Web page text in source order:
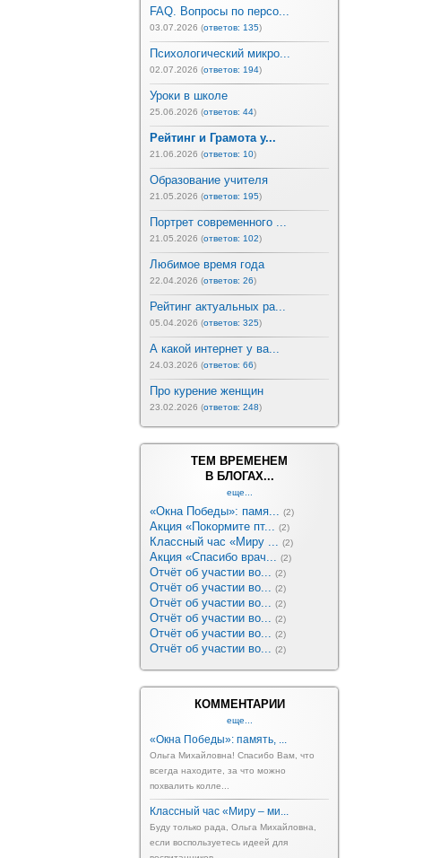
FAQ. Вопросы по персо...
03.07.2026 (ответов: 135)
Психологический микро...
02.07.2026 (ответов: 194)
Уроки в школе
25.06.2026 (ответов: 44)
Рейтинг и Грамота у...
21.06.2026 (ответов: 10)
Образование учителя
21.05.2026 (ответов: 195)
Портрет современного ...
21.05.2026 (ответов: 102)
Любимое время года
22.04.2026 (ответов: 26)
Рейтинг актуальных ра...
05.04.2026 (ответов: 325)
А какой интернет у ва...
24.03.2026 (ответов: 66)
Про курение женщин
23.02.2026 (ответов: 248)
ТЕМ ВРЕМЕНЕМ
В БЛОГАХ...
еще...
«Окна Победы»: памя... (2)
Акция «Покормите пт... (2)
Классный час «Миру ... (2)
Акция «Спасибо врач... (2)
Отчёт об участии во... (2)
Отчёт об участии во... (2)
Отчёт об участии во... (2)
Отчёт об участии во... (2)
Отчёт об участии во... (2)
Отчёт об участии во... (2)
КОММЕНТАРИИ
еще...
«Окна Победы»: память, ...
Ольга Михайловна! Спасибо Вам, что
всегда находите, за что можно
похвалить колле...
Классный час «Миру – ми...
Буду только рада, Ольга Михайловна,
если воспользуетесь идеей для